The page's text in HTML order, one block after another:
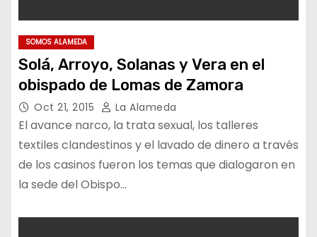
SOMOS ALAMEDA
Solá, Arroyo, Solanas y Vera en el
obispado de Lomas de Zamora
Oct 21, 2015 La Alameda
El avance narco, la trata sexual, los talleres
textiles clandestinos y el lavado de dinero a través
de los casinos fueron los temas que dialogaron en
la sede del Obispo…